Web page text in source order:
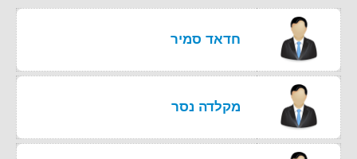
חדאד סמיר
מקלדה נסר